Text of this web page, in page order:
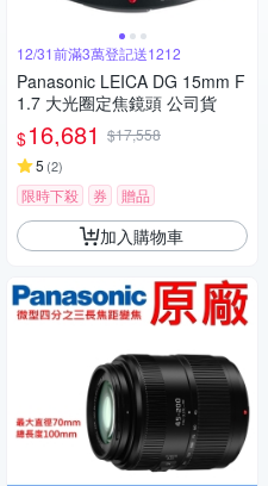
12/31前滿3萬登記送1212
Panasonic LEICA DG 15mm F
1.7 大光圈定焦鏡頭 公司貨
$16,681 $17,558
5 (2)
限時下殺 券 贈品
加入購物車